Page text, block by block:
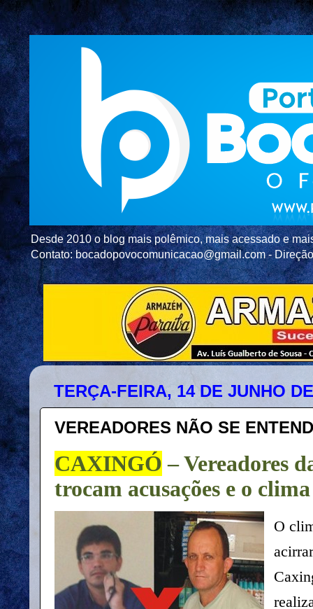
Desde 2010 o blog mais polêmico, mais acessado e
Contato: bocadopovocomunicacao@gmail.com -
TERÇA-FEIRA, 14 DE JUNHO
VEREADORES NÃO SE
CAXINGÓ – Vereadores
trocam acusações e o
O